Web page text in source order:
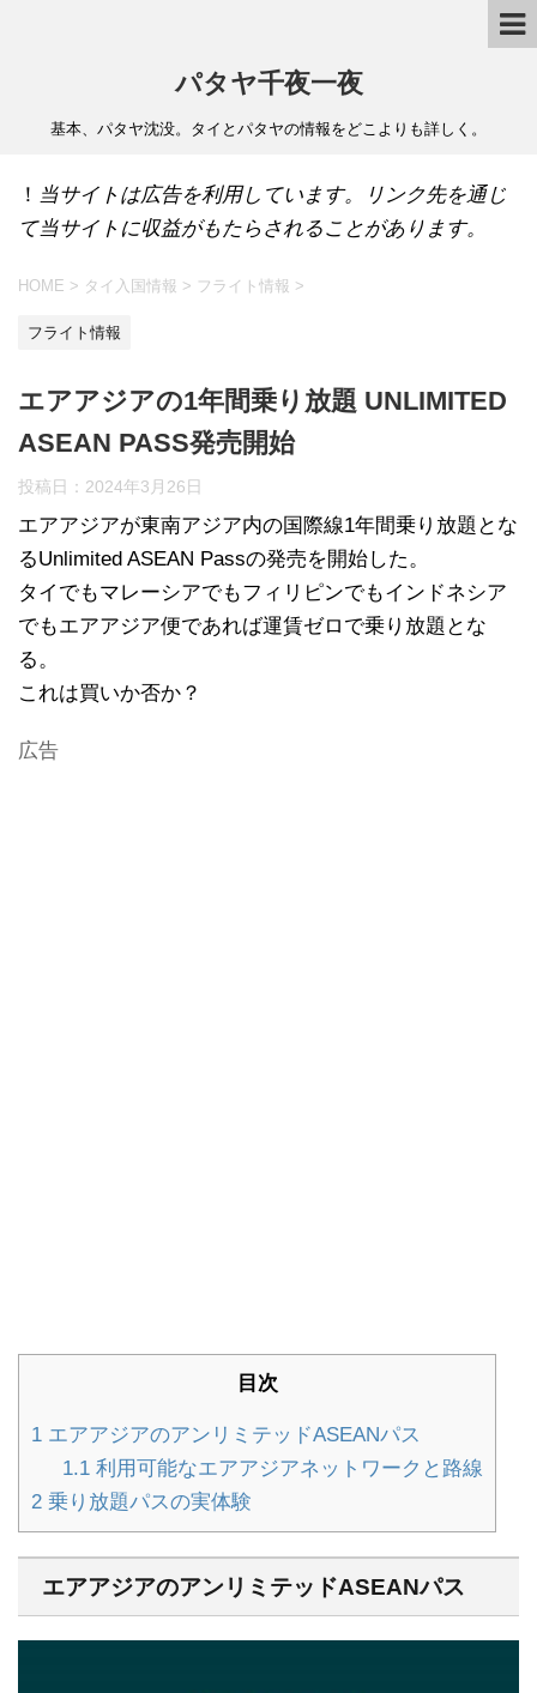
パタヤ千夜一夜
基本、パタヤ沈没。タイとパタヤの情報をどこよりも詳しく。
！ 当サイトは広告を利用しています。リンク先を通じ
て当サイトに収益がもたらされることがあります。
HOME > タイ入国情報 > フライト情報 >
フライト情報
エアアジアの1年間乗り放題 UNLIMITED
ASEAN PASS発売開始
投稿日： 2024年3月26日
エアアジアが東南アジア内の国際線1年間乗り放題とな
るUnlimited ASEAN Passの発売を開始した。
タイでもマレーシアでもフィリピンでもインドネシア
でもエアアジア便であれば運賃ゼロで乗り放題とな
る。
これは買いか否か？
広告
目次
1 エアアジアのアンリミテッドASEANパス
1.1利用可能なエアアジアネットワークと路線
2 乗り放題パスの実体験
エアアジアのアンリミテッドASEANパス